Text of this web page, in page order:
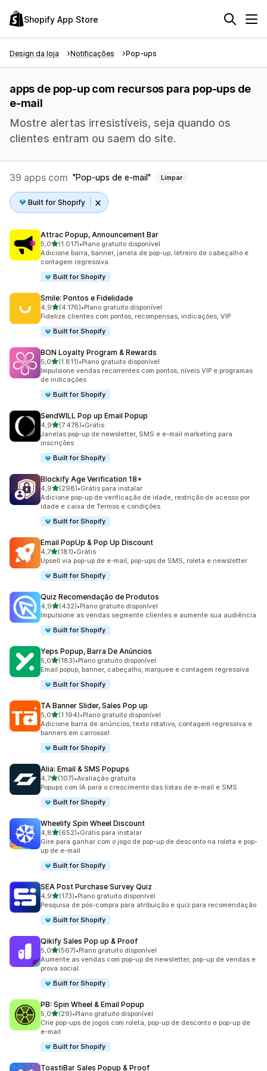
Shopify App Store
Design da loja Notificações Pop-ups
apps de pop-up com recursos para pop-ups de
e-mail
Mostre alertas irresistíveis, seja quando os
clientes entram ou saem do site.
39 apps com Pop-ups de e-mail Limpar
Built for Shopify
Attrac Popup, Announcement Bar
5,0de 5 estrelas
(1.017)
1017 avaliações ao todo
•Plano gratuito disponível
Adicione barra, banner, janela de pop-up, letreiro de cabeçalho e
contagem regressiva
Built for Shopify
Smile: Pontos e Fidelidade
4,9de 5 estrelas
(4.176)
4176 avaliações ao todo
•Plano gratuito disponível
Fidelize clientes com pontos, recompensas, indicações, VIP
Built for Shopify
BON Loyalty Program & Rewards
5,0de 5 estrelas
(1.811)
1811 avaliações ao todo
•Plano gratuito disponível
Impulsione vendas recorrentes com pontos, níveis VIP e programas
de indicações
Built for Shopify
SendWILL Pop up Email Popup
4,9de 5 estrelas
(7.478)
7478 avaliações ao todo
•Grátis
Janelas pop-up de newsletter, SMS e e-mail marketing para
inscrições
Built for Shopify
Blockify Age Verification 18+
4,9de 5 estrelas
(298)
298 avaliações ao todo
•Grátis para instalar
Adicione pop-up de verificação de idade, restrição de acesso por
idade e caixa de Termos e condições
Built for Shopify
Email PopUp & Pop Up Discount
4,7de 5 estrelas
(181)
181 avaliações ao todo
•Grátis
Upsell via pop-up de e-mail, pop-ups de SMS, roleta e newsletter
Built for Shopify
Quiz Recomendação de Produtos
4,9de 5 estrelas
(432)
432 avaliações ao todo
•Plano gratuito disponível
Impulsione as vendas segmente clientes e aumente sua audiência
Built for Shopify
Yeps Popup, Barra De Anúncios
5,0de 5 estrelas
(183)
183 avaliações ao todo
•Plano gratuito disponível
Email popup, banner, cabeçalho, marquee e contagem regressiva
Built for Shopify
TA Banner Slider, Sales Pop up
5,0de 5 estrelas
(1.194)
1194 avaliações ao todo
•Plano gratuito disponível
Adicione barra de anúncios, texto rotativo, contagem regressiva e
banners em carrossel
Built for Shopify
Alia: Email & SMS Popups
4,7de 5 estrelas
(107)
107 avaliações ao todo
•Avaliação gratuita
Popups com IA para o crescimento das listas de e-mail e SMS
Built for Shopify
Wheelify Spin Wheel Discount
4,8de 5 estrelas
(652)
652 avaliações ao todo
•Grátis para instalar
Gire para ganhar com o jogo de pop-up de desconto na roleta e pop-
up de e-mail
Built for Shopify
SEA Post Purchase Survey Quiz
4,9de 5 estrelas
(173)
173 avaliações ao todo
•Plano gratuito disponível
Pesquisa de pós-compra para atribuição e quiz para recomendação
Built for Shopify
Qikify Sales Pop up & Proof
5,0de 5 estrelas
(567)
567 avaliações ao todo
•Plano gratuito disponível
Aumente as vendas com pop-up de newsletter, pop-up de vendas e
prova social.
Built for Shopify
PB: Spin Wheel & Email Popup
5,0de 5 estrelas
(29)
29 avaliações ao todo
•Plano gratuito disponível
Crie pop-ups de jogos com roleta, pop-up de desconto e pop-up de
e-mail
Built for Shopify
ToastiBar Sales Popup & Proof